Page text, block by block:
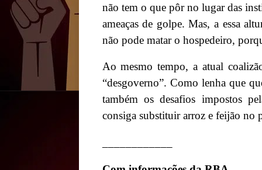
não tem o que pôr no lugar das
ameaças de golpe. Mas, a essa
não pode matar o hospedeiro,
Ao mesmo tempo, a atual
“desgoverno”. Como lenha que
também os desafios impostos
consiga substituir arroz e feijão no